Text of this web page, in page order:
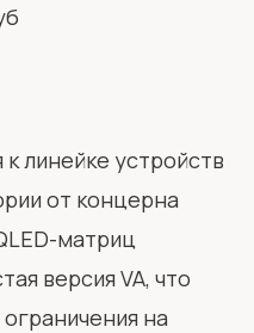
линейке устройств
от концерна
матриц
версия VA, что
на